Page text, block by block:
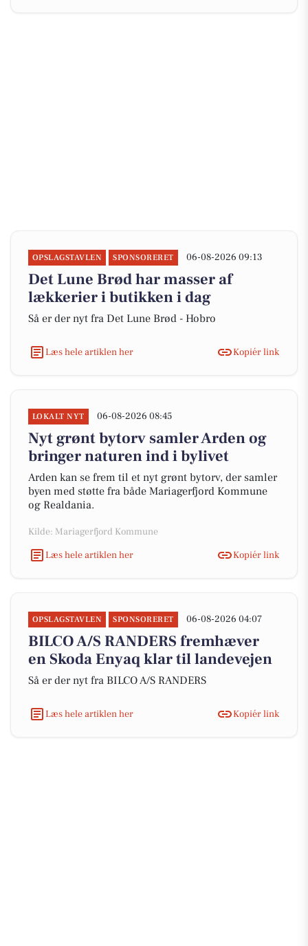
OPSLAGSTAVLEN SPONSORERET 06-08-2026 09:13
Det Lune Brød har masser af
lækkerier i butikken i dag
Så er der nyt fra Det Lune Brød - Hobro
Læs hele artiklen her Kopiér link
LOKALT NYT 06-08-2026 08:45
Nyt grønt bytorv samler Arden og
bringer naturen ind i bylivet
Arden kan se frem til et nyt grønt bytorv, der samler
byen med støtte fra både Mariagerfjord Kommune
og Realdania.
Kilde: Mariagerfjord Kommune
Læs hele artiklen her
Kopiér link
OPSLAGSTAVLEN SPONSORERET 06-08-2026 04:07
BILCO A/S RANDERS fremhæver
en Skoda Enyaq klar til landevejen
Så er der nyt fra BILCO A/S RANDERS
Læs hele artiklen her Kopiér link